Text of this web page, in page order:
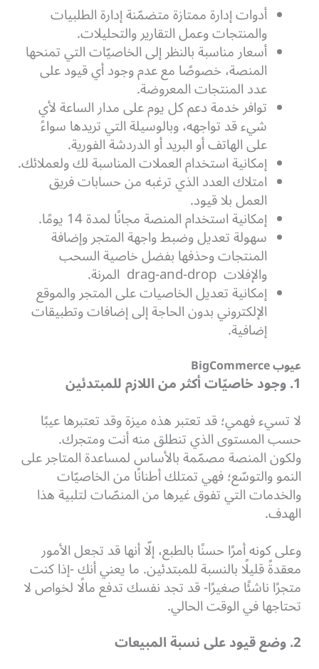
أدوات إدارة ممتازة متضمّنة إدارة الطلبيات
والمنتجات وعمل التقارير والتحليلات.
أسعار مناسبة بالنظر إلى الخاصيّات التي تمنحها
المنصة، خصوصًا مع عدم وجود أي قيود على
عدد المنتجات المعروضة.
توافر خدمة دعم كل يوم على مدار الساعة لأي
شيء قد تواجهه، وبالوسيلة التي تريدها سواءً
على الهاتف أو البريد أو الدردشة الفورية.
إمكانية استخدام العملات المناسبة لك ولعملائك.
امتلاك العدد الذي ترغبه من حسابات فريق
العمل بلا قيود.
إمكانية استخدام المنصة مجانًا لمدة 14 يومًا.
سهولة تعديل وضبط واجهة المتجر وإضافة
المنتجات وحذفها بفضل خاصية السحب
والإفلات drag-and-drop المرنة.
إمكانية تعديل الخاصيات على المتجر والموقع
الإلكتروني بدون الحاجة إلى إضافات وتطبيقات
إضافية.
عيوب BigCommerce
1. وجود خاصيّات أكثر من اللازم للمبتدئين
لا تسيء فهمي؛ قد تعتبر هذه ميزة وقد تعتبرها عيبًا
حسب المستوى الذي تنطلق منه أنت ومتجرك.
ولكون المنصة مصمّمة بالأساس لمساعدة المتاجر على
النمو والتوسّع؛ فهي تمتلك أطنانًا من الخاصيّات
والخدمات التي تفوق غيرها من المنصّات لتلبية هذا
الهدف.
وعلى كونه أمرًا حسنًا بالطبع، إلّا أنها قد تجعل الأمور
معقدةً قليلًا بالنسبة للمبتدئين.ما يعني أنك -إذا كنت
متجرًا ناشئًا صغيرًا- قد تجد نفسك تدفع مالًا لخواص لا
تحتاجها في الوقت الحالي.
2. وضع قيود على نسبة المبيعات